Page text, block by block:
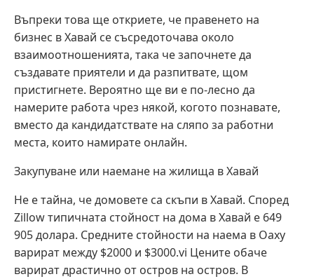
Въпреки това ще откриете, че правенето на
бизнес в Хавай се съсредоточава около
взаимоотношенията, така че започнете да
създавате приятели и да разпитвате, щом
пристигнете. Вероятно ще ви е по-лесно да
намерите работа чрез някой, когото познавате,
вместо да кандидатствате на сляпо за работни
места, които намирате онлайн.
Закупуване или наемане на жилища в Хавай
Не е тайна, че домовете са скъпи в Хавай. Според
Zillow типичната стойност на дома в Хавай е 649
905 долара. Средните стойности на наема в Оаху
варират между $2000 и $3000.vi Цените обаче
варират драстично от остров на остров. В